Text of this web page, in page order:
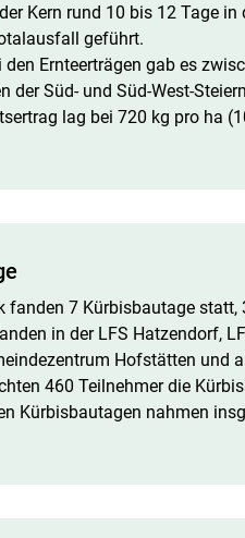
Kern rund 10 bis 12 Tage in
geführt.
den Ernteerträgen gab es
der Süd- und Süd-West-
lag bei 720 kg pro ha
fanden 7 Kürbisbautage
in der LFS Hatzendorf,
Hofstätten und
460 Teilnehmer die
Kürbisbautagen nahmen